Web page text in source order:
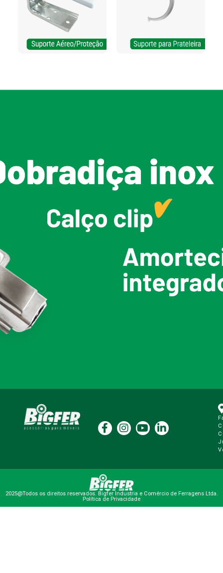
2025@Todos os direitos reservados. Bigfer Industria e Comércio de Ferragens Ltda.
Política de Privacidade